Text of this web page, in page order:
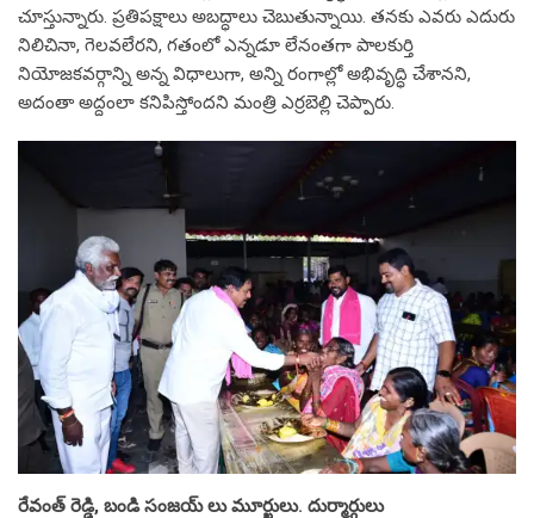
చూస్తున్నారు. ప్ర‌తిప‌క్షాలు అబ‌ద్ధాలు చెబుతున్నాయి. త‌న‌కు ఎవ‌రు ఎదురు
నిలిచినా, గెల‌వ‌లేర‌ని, గ‌తంలో ఎన్న‌డూ లేనంత‌గా పాల‌కుర్తి
నియోజ‌క‌వ‌ర్గాన్ని అన్న విధాలుగా, అన్ని రంగాల్లో అభివృద్ధి చేశాన‌ని,
అదంతా అద్దంలా క‌నిపిస్తోంద‌ని మంత్రి ఎర్ర‌బెల్లి చెప్పారు.
రేవంత్ రెడ్డి, బండి సంజ‌య్ లు మూర్ఖులు. దుర్మార్గులు